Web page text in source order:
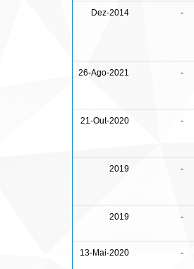
Dez-2014 -
26-Ago-2021 -
21-Out-2020 -
2019 -
2019 -
13-Mai-2020 -